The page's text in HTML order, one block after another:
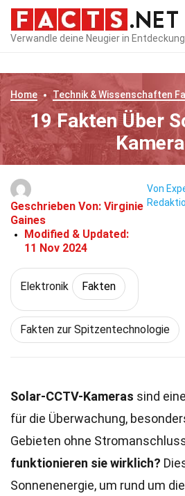
Verwandle deine Neugier in
Home Technik & Wissenschaften
19 Fakten Über
Geschrieben Von: Virginie
Gaines
Modified & Updated:
11 Nov 2024
Von
Elektronik Fakten
Fakten zur Spitzentechnologie
Solar-CCTV-Kameras sind
für die Überwachung,
Gebieten ohne
funktionieren sie wirklich?
Sonnenenergie, um rund um